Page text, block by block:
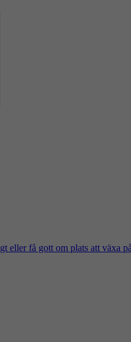
få gott om plats att växa